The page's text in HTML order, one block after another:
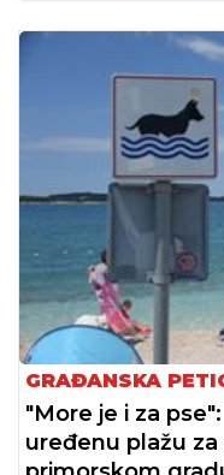
GRAĐANSKA
"More je i za
uređenu plažu